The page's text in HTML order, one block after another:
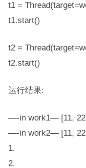
t1 =
t1.start()
t2 =
t2.start()
运行结果:
—-in work1— [11,
—-in work2— [11,
1.
2.